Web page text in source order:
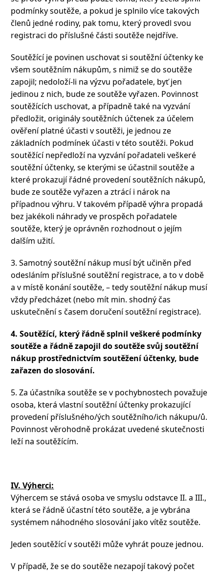
podmínky soutěže, a pokud je splnilo více takových
členů jedné rodiny, pak tomu, který provedl svou
registraci do příslušné části soutěže nejdříve.
Soutěžící je povinen uschovat si soutěžní účtenky ke
všem soutěžním nákupům, s nimiž se do soutěže
zapojil; nedoloží-li na výzvu pořadatele, byť jen
jedinou z nich, bude ze soutěže vyřazen. Povinnost
soutěžících uschovat, a případně také na vyzvání
předložit, originály soutěžních účtenek za účelem
ověření platné účasti v soutěži, je jednou ze
základních podmínek účasti v této soutěži. Pokud
soutěžící nepředloží na vyzvání pořadateli veškeré
soutěžní účtenky, se kterými se účastnil soutěže a
které prokazují řádné provedení soutěžních nákupů,
bude ze soutěže vyřazen a ztrácí i nárok na
případnou výhru. V takovém případě výhra propadá
bez jakékoli náhrady ve prospěch pořadatele
soutěže, který je oprávněn rozhodnout o jejím
dalším užití.
3. Samotný soutěžní nákup musí být učiněn před
odesláním příslušné soutěžní registrace, a to v době
a v místě konání soutěže, – tedy soutěžní nákup musí
vždy předcházet (nebo mít min. shodný čas
uskutečnění s časem doručení soutěžní registrace).
4. Soutěžící, který řádně splnil veškeré podmínky
soutěže a řádně zapojil do soutěže svůj soutěžní
nákup prostřednictvím soutěžení účtenky, bude
zařazen do slosování.
5. Za účastníka soutěže se v pochybnostech považuje
osoba, která vlastní soutěžní účtenky prokazující
provedení příslušného/ých soutěžního/ich nákupu/ů.
Povinnost věrohodně prokázat uvedené skutečnosti
leží na soutěžícím.
IV. Výherci:
Výhercem se stává osoba ve smyslu odstavce II. a III.,
která se řádně účastní této soutěže, a je vybrána
systémem náhodného slosování jako vítěz soutěže.
Jeden soutěžící v soutěži může vyhrát pouze jednou.
V případě, že se do soutěže nezapojí takový počet